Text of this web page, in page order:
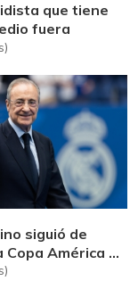
que tiene
fuera
siguió de
Copa América de